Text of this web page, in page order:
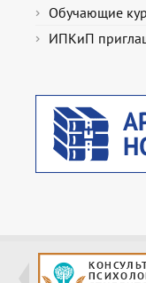
Обучающие
ИПКиП